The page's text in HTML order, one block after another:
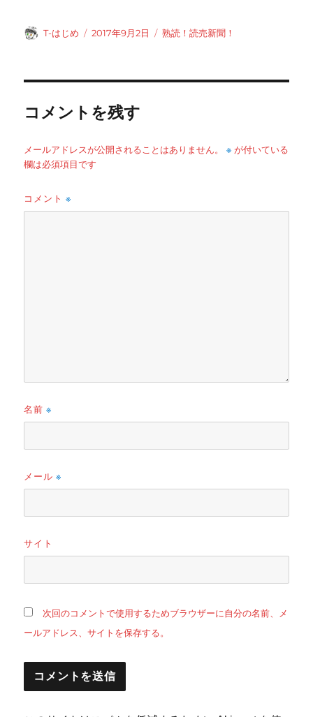
投
T-はじめ
投
2017年9月2日
カ
熟読！読売新聞！
コメントを残す
メールアドレスが公開されることはありません。 ※ が付いている
欄は必須項目です
コメント※
名前※
メール※
サイト
次回のコメントで使用するためブラウザーに自分の名前、メ
ールアドレス、サイトを保存する。